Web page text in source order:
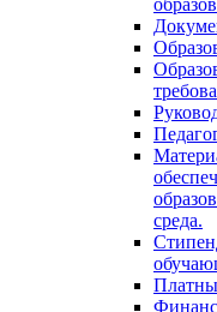
среда.